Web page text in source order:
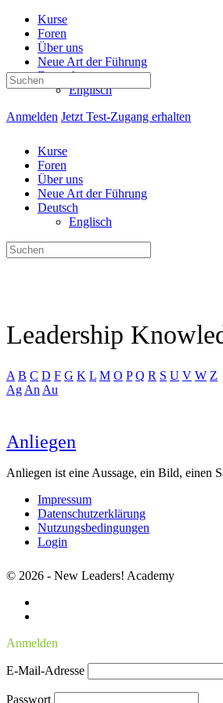
Kurse
Foren
Über uns
Neue Art der Führung
Deutsch
Englisch
Anmelden Jetzt Test-Zugang erhalten
Suchen
nach:
Kurse
Foren
Über uns
Neue Art der Führung
Deutsch
Englisch
Suchen
nach:
Leadership
A B C D F G K L M O P Q R S U V W Z
Ag An Au
Anliegen
Anliegen ist eine Aussage, ein Bild, einen
Impressum
Datenschutzerklärung
Nutzungsbedingungen
Login
© 2026 - New Leaders!
Anmelden
E-Mail-Adresse
Passwort